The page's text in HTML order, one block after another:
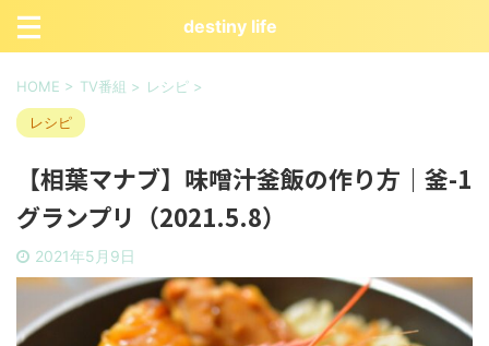
destiny life
HOME > TV番組 > レシピ >
レシピ
【相葉マナブ】味噌汁釜飯の作り方｜釜-1
グランプリ（2021.5.8）
2021年5月9日